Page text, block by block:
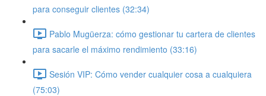
para conseguir clientes (32:34)
Pablo Mugüerza: cómo gestionar tu cartera de clientes
para sacarle el máximo rendimiento (33:16)
Sesión VIP: Cómo vender cualquier cosa a cualquiera
(75:03)